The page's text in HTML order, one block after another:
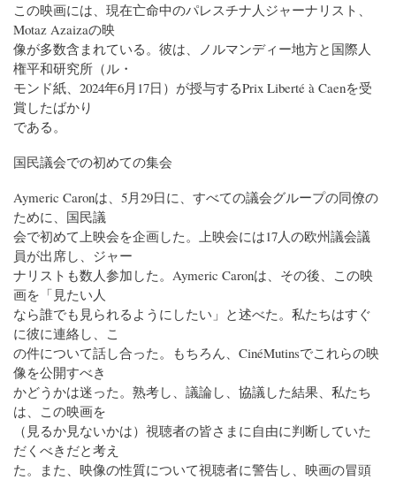
この映画には、現在亡命中のパレスチナ人ジャーナリスト、
Motaz Azaizaの映
像が多数含まれている。彼は、ノルマンディー地方と国際人
権平和研究所（ル・
モンド紙、2024年6月17日）が授与するPrix Liberté à Caenを受
賞したばかり
である。
国民議会での初めての集会
Aymeric Caronは、5月29日に、すべての議会グループの同僚の
ために、国民議
会で初めて上映会を企画した。上映会には17人の欧州議会議
員が出席し、ジャー
ナリストも数人参加した。Aymeric Caronは、その後、この映
画を「見たい人
なら誰でも見られるようにしたい」と述べた。私たちはすぐ
に彼に連絡し、こ
の件について話し合った。もちろん、CinéMutinsでこれらの映
像を公開すべき
かどうかは迷った。熟考し、議論し、協議した結果、私たち
は、この映画を
（見るか見ないかは）視聴者の皆さまに自由に判断していた
だくべきだと考え
た。また、映像の性質について視聴者に警告し、映画の冒頭